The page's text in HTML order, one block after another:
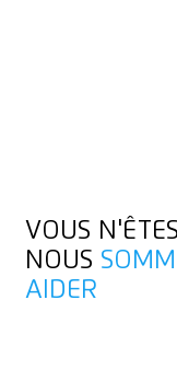
VOUS
NOUS
AIDER